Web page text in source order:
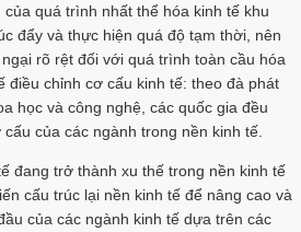
quá trình nhất thể hóa kinh tế khu
đẩy và thực hiện quá độ tạm thời, nên
rõ rệt đối với quá trình toàn cầu hóa
điều chỉnh cơ cấu kinh tế: theo đà phát
học và công nghệ, các quốc gia đều
của các ngành trong nền kinh tế.
đang trở thành xu thế trong nền kinh tế
cấu trúc lại nền kinh tế để nâng cao và
của các ngành kinh tế dựa trên các